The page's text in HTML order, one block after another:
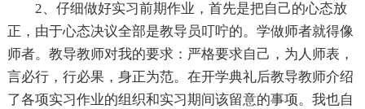
2、仔细做好实习前期作业，首先是把自己的心态放
正，由于心态决议全部是教导员叮咛的。学做师者就得像
师者。教导教师对我的要求：严格要求自己，为人师表，
言必行，行必果，身正为范。在开学典礼后教导教师介绍
了各项实习作业的组织和实习期间该留意的事项。我也自